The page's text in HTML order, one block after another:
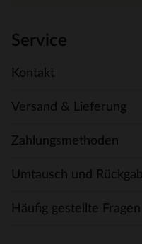
Service
Kontakt
Versand & Lieferung
Zahlungsmethoden
Umtausch und
Häufig gestellte Fragen